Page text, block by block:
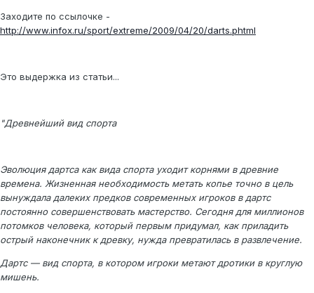
Заходите по ссылочке -
http://www.infox.ru/sport/extreme/2009/04/20/darts.phtml
Это выдержка из статьи...
"Древнейший вид спорта
Эволюция дартса как вида спорта уходит корнями в древние
времена. Жизненная необходимость метать копье точно в цель
вынуждала далеких предков современных игроков в дартс
постоянно совершенствовать мастерство. Сегодня для миллионов
потомков человека, который первым придумал, как приладить
острый наконечник к древку, нужда превратилась в развлечение.
Дартс — вид спорта, в котором игроки метают дротики в круглую
мишень.